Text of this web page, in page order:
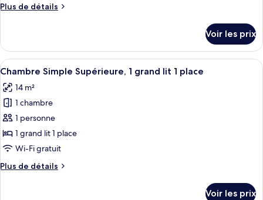
chambre :
Double
ou
avec
lits
jumeaux
Plus de détails
Plus
le
type
de
Chambre
Confort
Double
ou
avec
lits
jumeaux
Voir les prix
Afficher
toutes
les
photos
pour
ce
type
chambre :
Une chambre d’hôtel avec un
6
Chambre Simple Supérieure, 1 grand lit 1 place
14 m²
1 chambre
1 personne
1 grand lit 1 place
Wi-Fi gratuit
Plus de détails
Plus
Voir les prix